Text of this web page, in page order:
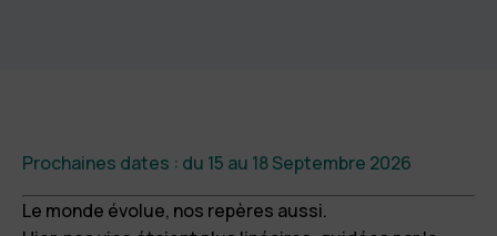
Prochaines dates : du 15 au 18 Septembre 2026
Le monde évolue, nos repères aussi.